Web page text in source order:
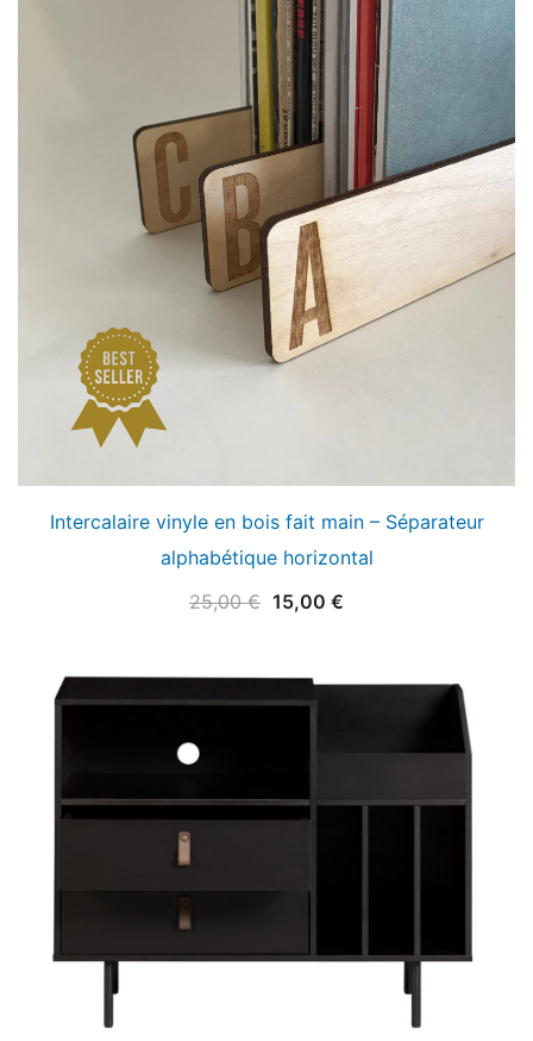
Intercalaire vinyle en bois fait main – Séparateur
alphabétique horizontal
25,00€ Le
15,00 €